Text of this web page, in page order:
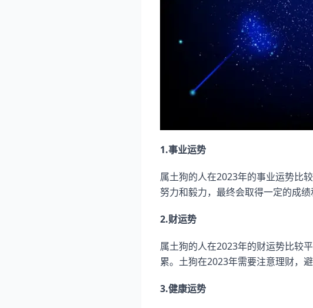
1.事业运势
属土狗的人在2023年的事业运势比
努力和毅力，最终会取得一定的成
2.财运势
属土狗的人在2023年的财运势比较
累。土狗在2023年需要注意理财，
3.健康运势